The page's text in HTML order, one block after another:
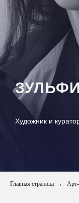
Художник и
Главная страница → Арт-